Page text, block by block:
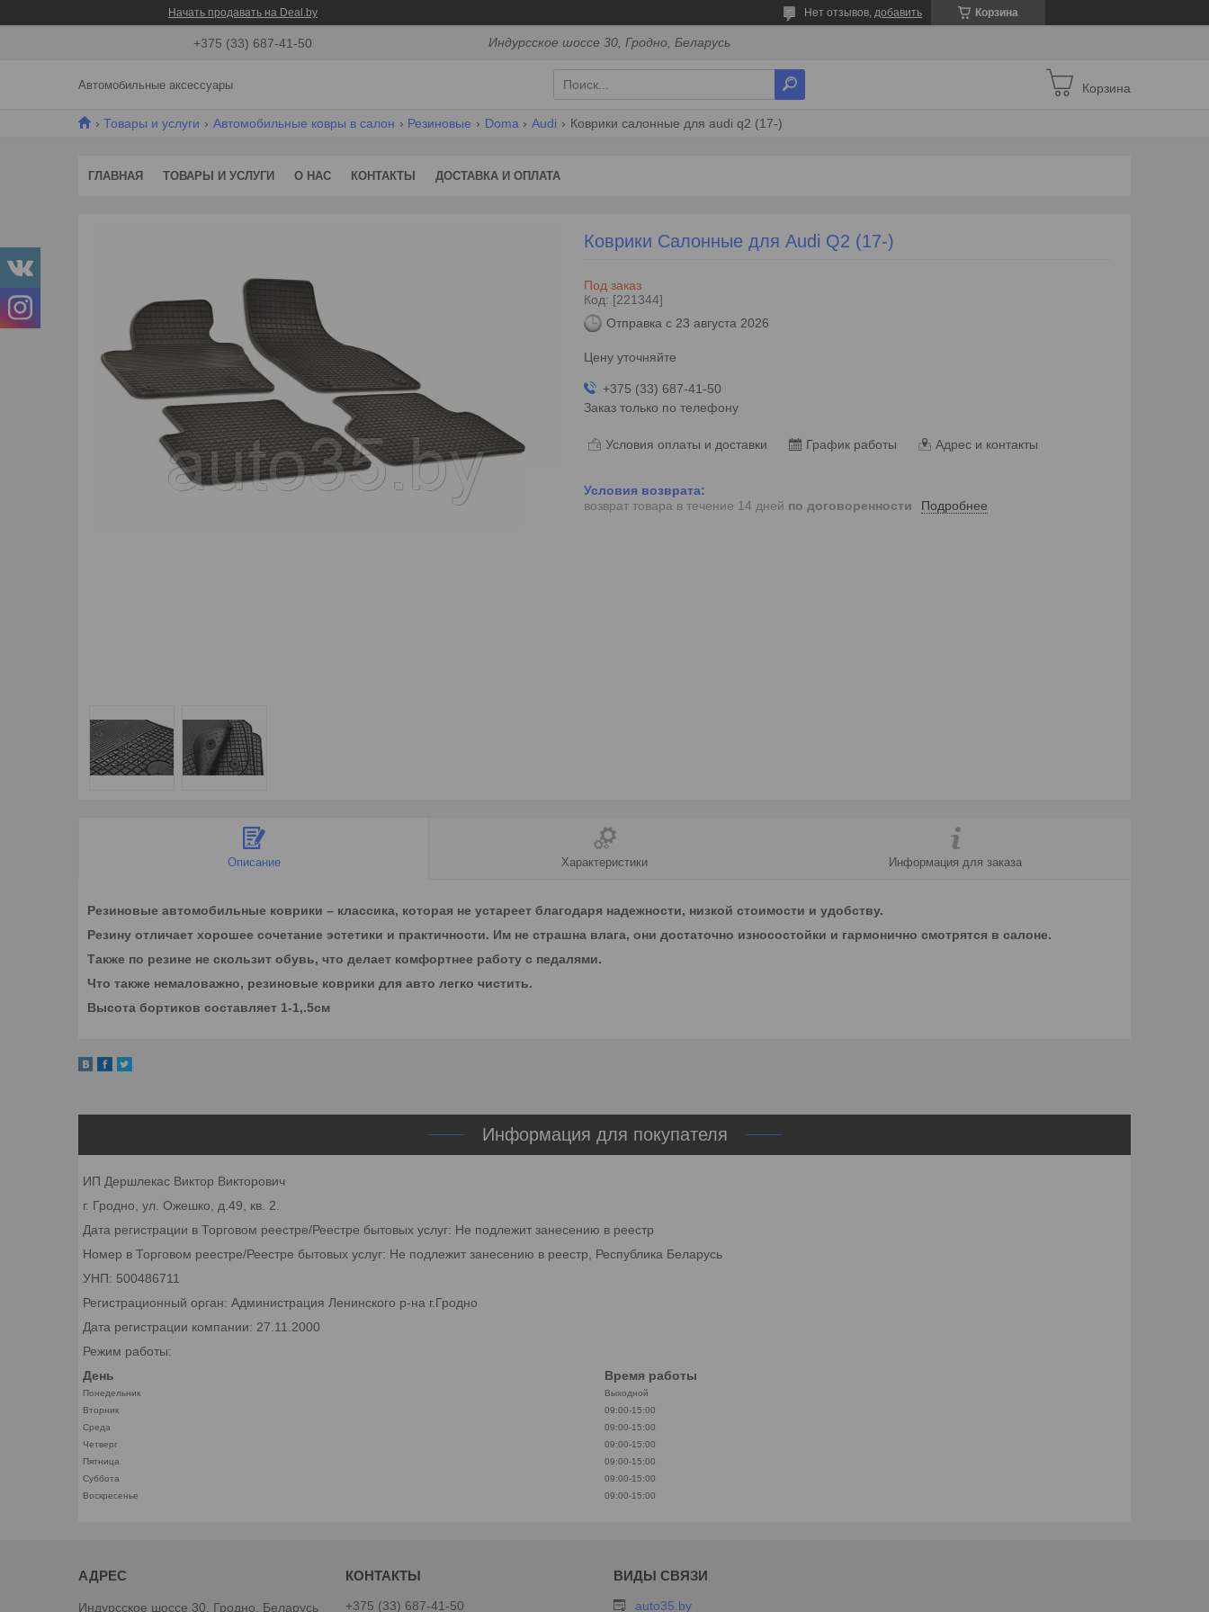
Начать продавать на Deal.by Корзина
Нет отзывов, добавить
+375 (33) 687-41-50 Индурсское шоссе 30, Гродно, Беларусь
Автомобильные аксессуары Корзина
Товары и услуги Автомобильные ковры в салон Резиновые Doma Audi Коврики салонные для audi q2 (17-)
ГЛАВНАЯ ТОВАРЫ И УСЛУГИ О НАС КОНТАКТЫ ДОСТАВКА И ОПЛАТА
Коврики Салонные для Audi Q2 (17-)
Под заказ
Код: [221344]
Отправка с 23 августа 2026
Цену уточняйте
+375 (33) 687-41-50
Заказ только по телефону
Условия оплаты и доставки График работы Адрес и контакты
возврат товара в течение 14 дней по договоренности Подробнее
Описание Характеристики Информация для заказа
Резиновые автомобильные коврики – классика, которая не устареет благодаря надежности, низкой стоимости и удобству.
Резину отличает хорошее сочетание эстетики и практичности. Им не страшна влага, они достаточно износостойки и гармонично смотрятся в салоне.
Также по резине не скользит обувь, что делает комфортнее работу с педалями.
Что также немаловажно, резиновые коврики для авто легко чистить.
Высота бортиков составляет 1-1,.5см
Информация для покупателя
ИП Дершлекас Виктор Викторович
г. Гродно, ул. Ожешко, д.49, кв. 2.
Дата регистрации в Торговом реестре/Реестре бытовых услуг: Не подлежит занесению в реестр
Номер в Торговом реестре/Реестре бытовых услуг: Не подлежит занесению в реестр, Республика Беларусь
УНП: 500486711
Регистрационный орган: Администрация Ленинского р-на г.Гродно
Дата регистрации компании: 27.11.2000
Режим работы:
День
Время работы
Понедельник
Выходной
Вторник
09:00-15:00
Среда
09:00-15:00
Четверг
09:00-15:00
Пятница
09:00-15:00
Суббота
09:00-15:00
Воскресенье
09:00-15:00
Индурсское шоссе 30, Гродно, Беларусь +375 (33) 687-41-50 auto35.by